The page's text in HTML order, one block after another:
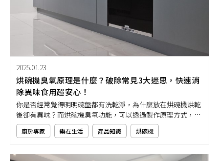
2025.01.23
烘碗機臭氧原理是什麼？破除常見3大迷思，快速消
除異味食用超安心！
你是否經常覺得明明碗盤都有洗乾淨，為什麼放在烘碗機烘乾
後卻有異味？而烘碗機臭氧功能，可以透過製作原理方式，幫
你輕鬆解決這個惱人的問題！然而，主打擁有殺菌除臭功能的
臭氧烘碗機，卻常常被拿來與紫外線烘碗機比較，甚至會有奇
怪的迷思流言被流傳。今天，就讓我們來解析烘碗機臭氧原
理，讓你清楚了解臭氧殺菌除異味功能有多好！
廚房專家 樂在生活 產品知識 烘碗機